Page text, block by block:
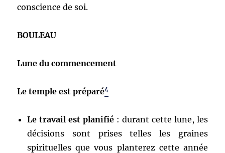
conscience de soi.
BOULEAU
Lune du commencement
Le temple est préparé4
Le travail est planifié : durant cette lune, les
décisions sont prises telles les graines
spirituelles que vous planterez cette année